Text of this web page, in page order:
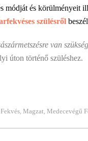
módját és körülményeit
szülésről
van szükség
úton történő szüléshez.
, Magzat, Medecevégű